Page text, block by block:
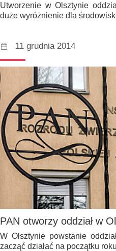
Utworzenie w Olsztynie
duże wyróżnienie dla
11 grudnia 2014
PAN otworzy oddział w
W Olsztynie powstanie
zacząć działać na początku